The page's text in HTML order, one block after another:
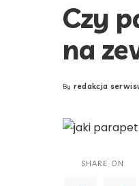
Czy
na
Posted
By redakcja
SHARE ON